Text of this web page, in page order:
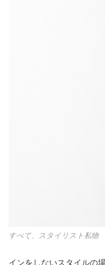
すべて、スタイリスト私物
インをしないスタイルの